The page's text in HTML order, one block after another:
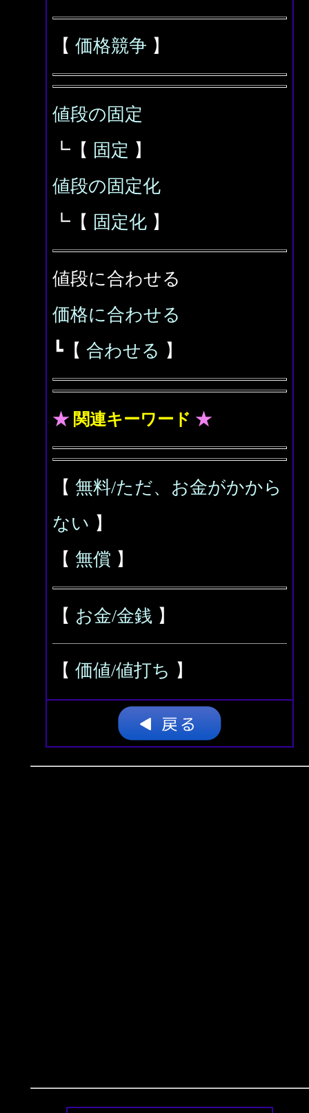
【 価格競争 】
値段の固定
┗【 固定 】
値段の固定化
┗【 固定化 】
値段に合わせる
価格に合わせる
┗【 合わせる 】
★ 関連キーワード ★
【 無料/ただ、お金がかから
ない 】
【 無償 】
【 お金/金銭 】
【 価値/値打ち 】